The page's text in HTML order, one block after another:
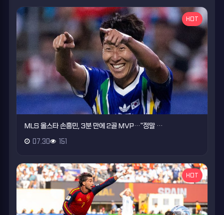
HOT
MLS 올스타 손흥민, 3분 만에 2골 MVP…"정말 …
07.30 151
HOT